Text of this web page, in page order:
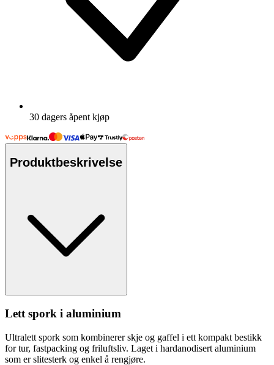
30 dagers åpent kjøp
Produktbeskrivelse
Lett spork i aluminium
Ultralett spork som kombinerer skje og gaffel i ett kompakt bestikk
for tur, fastpacking og friluftsliv. Laget i hardanodisert aluminium
som er slitesterk og enkel å rengjøre.